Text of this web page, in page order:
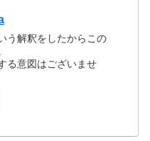
う解釈をしたからこの
る意図はございませ